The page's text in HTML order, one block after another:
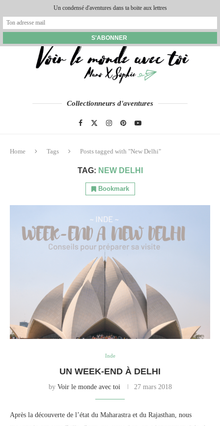
Collectionneurs d'aventures
Home Tags Posts tagged with "New Delhi"
TAG: NEW DELHI
Bookmark
Inde
UN WEEK-END À DELHI
by Voir le monde avec toi 27 mars 2018
Après la découverte de l’état du Maharastra et du Rajasthan, nous
Un condensé d'aventures dans ta boite aux lettres